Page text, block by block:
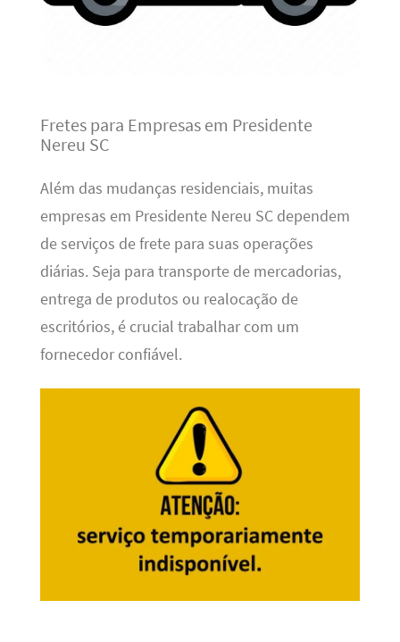
Fretes para Empresas em Presidente
Nereu SC
Além das mudanças residenciais, muitas
empresas em Presidente Nereu SC dependem
de serviços de frete para suas operações
diárias. Seja para transporte de mercadorias,
entrega de produtos ou realocação de
escritórios, é crucial trabalhar com um
fornecedor confiável.